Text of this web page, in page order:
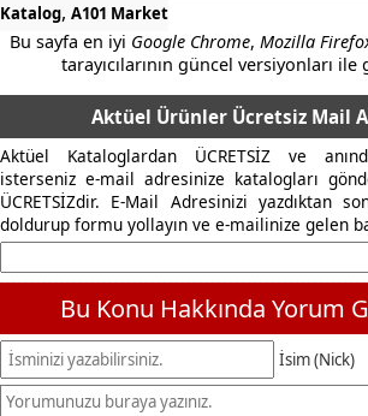
Katalog, A101 Market
Bu sayfa en iyi Google Chrome,Mozilla
tarayıcılarının güncel versiyonları
Aktüel Ürünler Ücretsiz Mail
Aktüel Kataloglardan ÜCRETSİZ ve
isterseniz e-mail adresinize katalogları
ÜCRETSİZdir. E-Mail Adresinizi yazdıktan
doldurup formu yollayın ve e-mailinize gelen
Bu Konu Hakkında Yorum
İsim (Nick)